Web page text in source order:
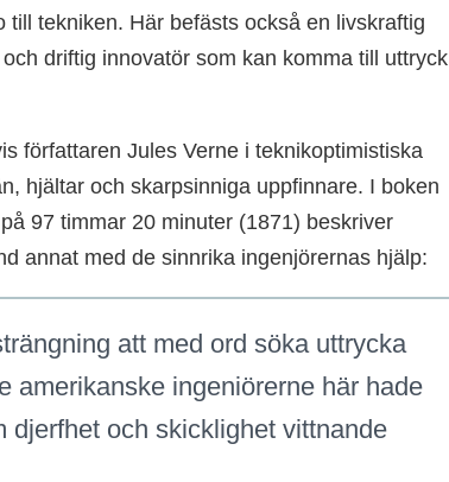
tekniken. Här befästs också en livskraftig
driftig innovatör som kan komma till uttryck
författaren Jules Verne i teknikoptimistiska
hjältar och skarpsinniga uppfinnare. I boken
97 timmar 20 minuter (1871) beskriver
annat med de sinnrika ingenjörernas hjälp:
att med ord söka uttrycka
amerikanske ingeniörerne här hade
djerfhet och skicklighet vittnande